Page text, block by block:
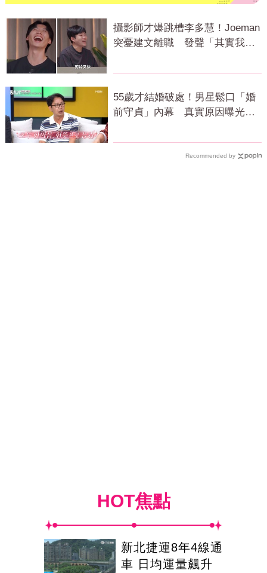
攝影師才爆跳槽李多慧！Joeman
突憂建文離職 發聲「其實我很
55歲才結婚破處！男星鬆口「婚
前守貞」內幕 真實原因曝光全
Recommended by
HOT焦點
新北捷運8年4線通
車 日均運量飆升